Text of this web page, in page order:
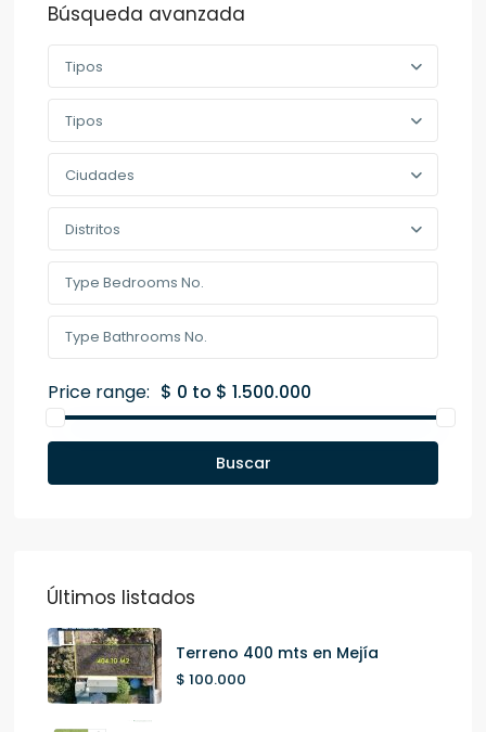
Búsqueda avanzada
Tipos
Tipos
Ciudades
Distritos
Price range: $ 0 to $ 1.500.000
Buscar
Últimos listados
Terreno 400 mts en Mejía
$ 100.000